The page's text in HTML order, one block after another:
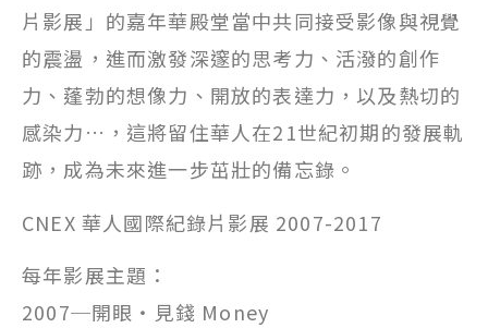
片影展」的嘉年華殿堂當中共同接受影像與視覺
的震盪，進而激發深邃的思考力、活潑的創作
力、蓬勃的想像力、開放的表達力，以及熱切的
感染力…，這將留住華人在21世紀初期的發展軌
跡，成為未來進一步茁壯的備忘錄。
CNEX 華人國際紀錄片影展 2007-2017
每年影展主題：
2007─開眼‧見錢 Money